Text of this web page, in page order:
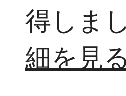
得しま
細を見る